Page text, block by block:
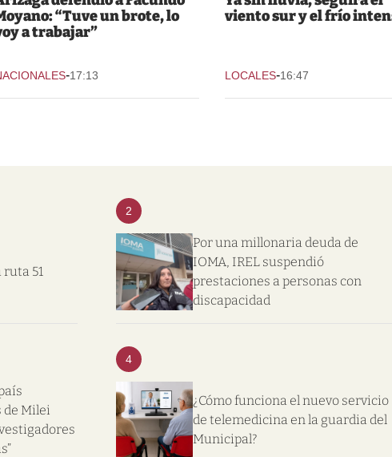
“Tuve un brote, lo
a trabajar”
-17:13
viento sur y el frío
LOCALES-16:47
ruta 51
2
Por una millonaria deuda de
IOMA, IREL suspendió
prestaciones a personas con
discapacidad
de Milei
4
¿Cómo funciona el nuevo servicio
de telemedicina en la guardia del
Municipal?